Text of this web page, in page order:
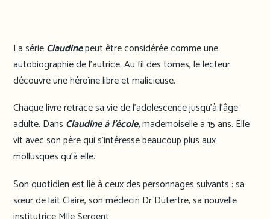
La sérieClaudinepeut être considérée comme une
autobiographie de l’autrice. Au fil des tomes, le lecteur
découvre une héroïne libre et malicieuse.
Chaque livre retrace sa vie de l’adolescence jusqu’à l’âge
adulte. Dans Claudine à l’école,mademoiselle a 15 ans. Elle
vit avec son père qui s’intéresse beaucoup plus aux
mollusques qu’à elle.
Son quotidien est lié à ceux des personnages suivants : sa
sœur de lait Claire, son médecin Dr Dutertre, sa nouvelle